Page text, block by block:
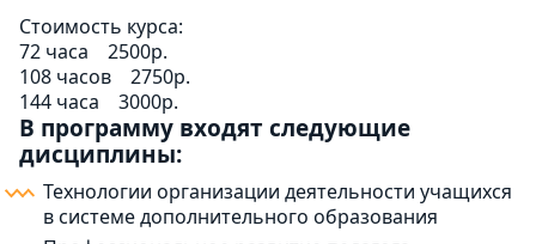
Стоимость курса:
72 часа
2500р.
108 часов
2750р.
144 часа
3000р.
В программу входят следующие
дисциплины:
Технологии организации деятельности учащихся
в системе дополнительного образования